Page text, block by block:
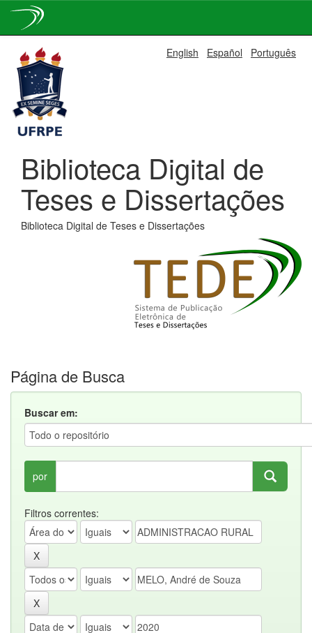
navigation
English Español Português
Biblioteca Digital de
Teses e Dissertações
Biblioteca Digital de Teses e Dissertações
Página de Busca
Buscar em:
por
Filtros correntes: